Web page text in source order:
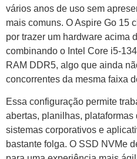
vários anos de uso sem
mais comuns. O Aspire Go 15
por trazer um hardware acima
combinando o Intel Core i5-
RAM DDR5, algo que ainda
concorrentes da mesma faixa
Essa configuração permite
abertas, planilhas, plataformas
sistemas corporativos e
bastante folga. O SSD NVMe